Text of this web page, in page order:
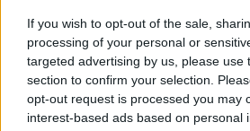
If you wish to opt-out of the sale,
processing of your personal or
targeted advertising by us, please use
section to confirm your selection.
opt-out request is processed you may
interest-based ads based on personal
gegenereerd en vervolgens gelezen
goedkeuring, om zo te voldoen aan onze
een review voor een medicijn. Voor het
geen medische kennis noodzakelijk.
reviews alleen een beeld van de ervaring